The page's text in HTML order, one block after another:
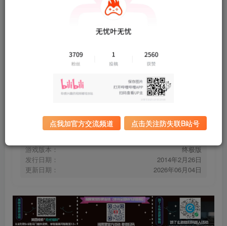
有问题看网站顶部解压运
迅雷下载
全站统一解压密码：
百度下载 UC下载
游戏大小：
7.6GB
游戏版本：
终极版
发行日期：
2014年2月26日
更新日期：
2026年06月04日
点我加官方交流频道 点击关注防失联B站号